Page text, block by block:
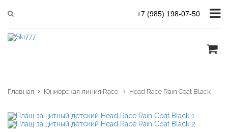
+7 (985) 198-07-50
Главная Юниорская линия Race Head Race Rain Coat Black